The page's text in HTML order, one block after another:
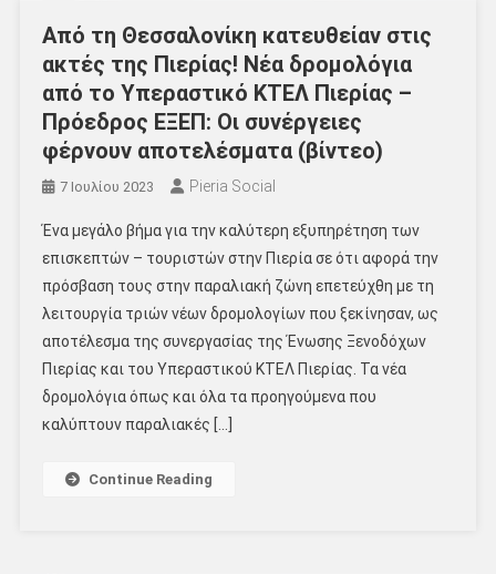
Από τη Θεσσαλονίκη κατευθείαν στις
ακτές της Πιερίας! Νέα δρομολόγια
από το Yπεραστικό ΚΤΕΛ Πιερίας –
Πρόεδρος ΕΞΕΠ: Οι συνέργειες
φέρνουν αποτελέσματα (βίντεο)
7 Ιουλίου 2023 Pieria Social
Ένα μεγάλο βήμα για την καλύτερη εξυπηρέτηση των
επισκεπτών – τουριστών στην Πιερία σε ότι αφορά την
πρόσβαση τους στην παραλιακή ζώνη επετεύχθη με τη
λειτουργία τριών νέων δρομολογίων που ξεκίνησαν, ως
αποτέλεσμα της συνεργασίας της Ένωσης Ξενοδόχων
Πιερίας και του Υπεραστικού ΚΤΕΛ Πιερίας. Τα νέα
δρομολόγια όπως και όλα τα προηγούμενα που
καλύπτουν παραλιακές […]
Continue Reading